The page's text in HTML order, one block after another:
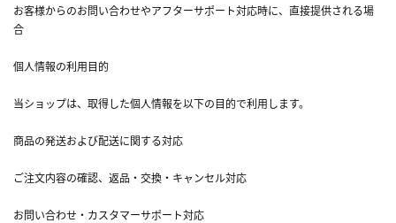
お客様からのお問い合わせやアフターサポート対応時に、直接提供される場
合
個人情報の利用目的
当ショップは、取得した個人情報を以下の目的で利用します。
商品の発送および配送に関する対応
ご注文内容の確認、返品・交換・キャンセル対応
お問い合わせ・カスタマーサポート対応